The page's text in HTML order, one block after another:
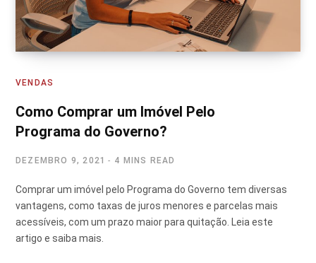
VENDAS
Como Comprar um Imóvel Pelo
Programa do Governo?
DEZEMBRO 9, 2021 4 MINS READ
Comprar um imóvel pelo Programa do Governo tem diversas
vantagens, como taxas de juros menores e parcelas mais
acessíveis, com um prazo maior para quitação. Leia este
artigo e saiba mais.